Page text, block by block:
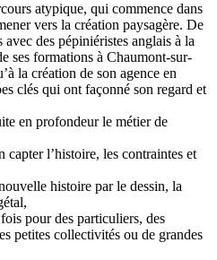
atypique, qui commence dans
vers la création paysagère. De
avec des pépiniéristes anglais à la
ses formations à Chaumont-sur-
la création de son agence en
clés qui ont façonné son regard et
en profondeur le métier de
l’histoire, les contraintes et
histoire par le dessin, la
pour des particuliers, des
petites collectivités ou de grandes